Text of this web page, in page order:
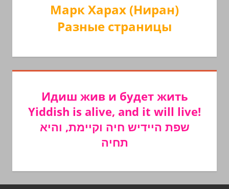
Марк Харах (Ниран)
Разные страницы
Идиш жив и будет жить
Yiddish is alive, and it will live!
שפת היידיש חיה וקיימת, והיא
תחיה